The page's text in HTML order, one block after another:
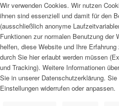
Wir verwenden Cookies. Wir nutzen
ihnen sind essenziell und damit für den
(ausschließlich anonyme
Funktionen zur normalen Benutzung der
helfen, diese Website und Ihre
durch Sie hier erlaubt werden müssen
und Tracking). Weitere Informationen
Sie in unserer Datenschutzerklärung.
Einstellungen widerrufen oder anpassen.